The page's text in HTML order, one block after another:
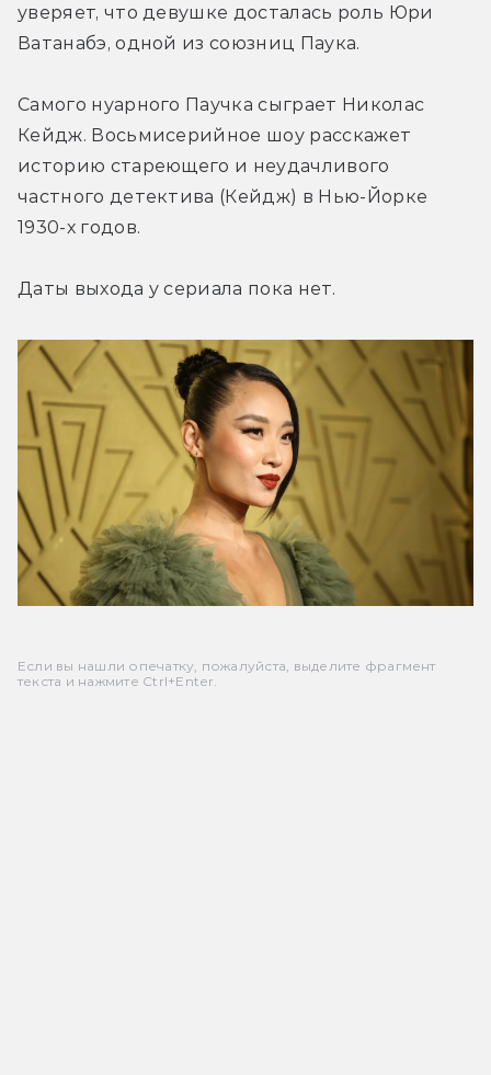
уверяет, что девушке досталась роль Юри
Ватанабэ, одной из союзниц Паука.
Самого нуарного Паучка сыграет Николас
Кейдж. Восьмисерийное шоу расскажет
историю стареющего и неудачливого
частного детектива (Кейдж) в Нью-Йорке
1930-х годов.
Даты выхода у сериала пока нет.
Если вы нашли опечатку, пожалуйста, выделите фрагмент
текста и нажмите Ctrl+Enter.